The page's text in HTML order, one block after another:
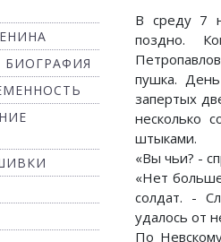
БИОГРАФИЯ
В среду 7
поздно.
пушка.
запертых
несколько
штыками.
«Вы чьи? -
«Нет
солдат. -
удалось от
По